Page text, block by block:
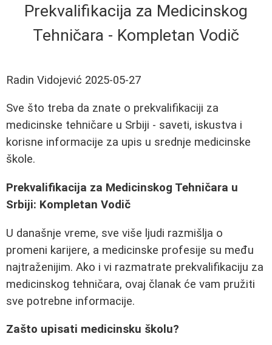
Prekvalifikacija za Medicinskog
Tehničara - Kompletan Vodič
Radin Vidojević 2025-05-27
Sve što treba da znate o prekvalifikaciji za
medicinske tehničare u Srbiji - saveti, iskustva i
korisne informacije za upis u srednje medicinske
škole.
Prekvalifikacija za Medicinskog Tehničara u
Srbiji: Kompletan Vodič
U današnje vreme, sve više ljudi razmišlja o
promeni karijere, a medicinske profesije su među
najtraženijim. Ako i vi razmatrate prekvalifikaciju za
medicinskog tehničara, ovaj članak će vam pružiti
sve potrebne informacije.
Zašto upisati medicinsku školu?